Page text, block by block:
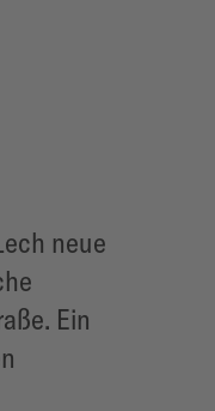
neue
Ein